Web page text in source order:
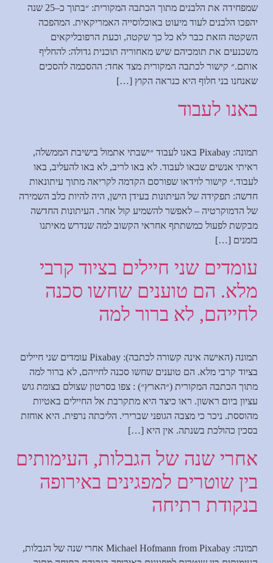
שמפחידה את הלבנים מתוך הכתבה המקורית: ״בתוך כ–25 שנה
יהפכו הלבנים לעוד מיעוט באוכלוסייה האמריקאית. המהפכה
השקטה הזאת כבר לא כל כך שקטה, וכעת הרפובליקאים
משכנעים את תומכיהם שיש מאחוריה תוכנית גדולה: להחליף
אותם.״ קישור לכתבה המקורית מצד אחד: ההסכמה להסכים
שאנחנו בני חלוף היא כנראה הקוץ […]
באנו לעבוד
תמונה: Pixabay באנו לעבוד ״ישבתי אתמול בישיבת הממשלה,
ראיתי אנשים שבאו לעבוד. לא באו לריב, לא באו להעליב, באו
לעבוד.״ קישור לוידאו שפורסם הקדמה לקריאה מתוך עיתונאות
חדשה: תפקידה של העיתונות בעידן הישן, היה להיות כלב השמירה
של הדמוקרטיה – לאפשר להשמיע קול אחר. העיתונות החדשה
מבקשת לפעול כמשתתף אחראי הקשוב למה שנדרש מאיתנו
בזמנים […]
עומדים שני חיילים בציוד קרבי
מלא. הם טוענים שחשו סכנה
לחייהם, לא ברור למה
תמונה (האישה אינה קשורה לכתבה): Pixabay עומדים שני חיילים
בציוד קרבי מלא. הם טוענים שחשו סכנה לחייהם, לא ברור למה
מתוך הכתבה המקורית (״הארץ״) : צפו בסרטון שצולם בצומת גוש
עציון ביום ראשון. ראו כיצד היא מתקרבת אל החיילים באטיות
מהוססת. ניכר כי מצבה הגופני שברירי. הליכתה נרפית. היא אוחזת
בסכין כהולכת בשנתה. אין היא […]
אחרי שנה של הגבלות, העימותים
בין שוטרים למפגינים באירופה
בנקודת רתיחה
תמונה: Michael Hofmann from Pixabay אחרי שנה של הגבלות,